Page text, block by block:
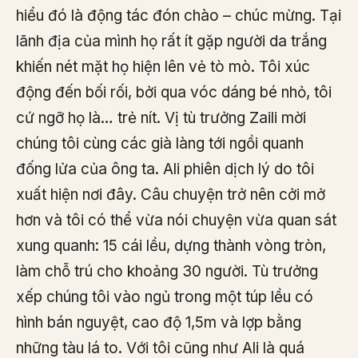
hiểu đó là động tác đón chào – chúc mừng. Tại
lãnh địa của mình họ rất ít gặp người da trắng
khiến nét mặt họ hiện lên vẻ tò mò. Tôi xúc
động đến bối rối, bởi qua vóc dáng bé nhỏ, tôi
cứ ngỡ họ là… trẻ nít. Vị tù trưởng Zaili mời
chúng tôi cùng các già làng tới ngồi quanh
đống lửa của ông ta. Ali phiên dịch lý do tôi
xuất hiện nơi đây. Câu chuyện trở nên cởi mở
hơn và tôi có thể vừa nói chuyện vừa quan sát
xung quanh: 15 cái lều, dựng thành vòng tròn,
làm chỗ trú cho khoảng 30 người. Tù trưởng
xếp chúng tôi vào ngủ trong một túp lều có
hình bán nguyệt, cao độ 1,5m và lợp bằng
những tàu lá to. Với tôi cũng như Ali là quá